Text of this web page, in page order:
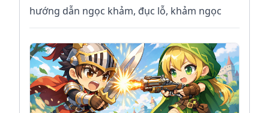
hướng dẫn ngọc khảm, đục lỗ, khảm ngọc